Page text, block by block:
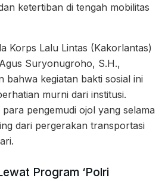
ketertiban di tengah mobilitas
Korps Lalu Lintas (Kakorlantas)
Suryonugroho, S.H.,
bahwa kegiatan bakti sosial ini
murni dari institusi.
pengemudi ojol yang selama
dari pergerakan transportasi
Program ‘Polri